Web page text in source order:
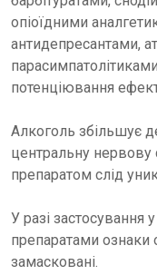
опіоїдними
антидепресантами,
потенціювання
Алкоголь збільшує
центральну нервову
препаратом слід
У разі застосування
препаратами ознаки
замасковані.